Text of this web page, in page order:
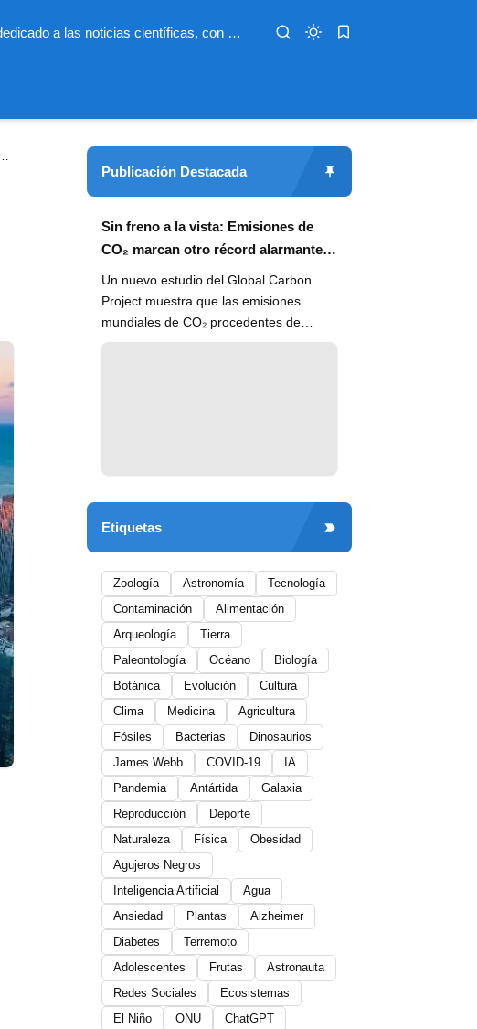
Infoterio es un medio digital dedicado a las noticias científicas, con artículos extensos y bien documentados sobre salud, medioambiente, tecnología, espacio, psicología, evolución y más. Nuestro objetivo es hacer accesible el conocimiento científico a lectores de habla hispana en todo el mundo, con información actualizada, fuentes confiables y explicaciones claras que conectan la ciencia con la vida cotidiana.
Publicación Destacada
Sin freno a la vista: Emisiones de
CO₂ marcan otro récord alarmante
en 2024
Un nuevo estudio del Global Carbon
Project muestra que las emisiones
mundiales de CO₂ procedentes de
combustibles fósiles han alcanzado un
Etiquetas
Zoología Astronomía
Tecnología
Contaminación
Alimentación
Arqueología
Tierra
Paleontología
Océano
Biología
Botánica
Evolución
Cultura
Clima
Medicina
Agricultura
Fósiles
Bacterias
Dinosaurios
James Webb
COVID-19
IA
Pandemia
Antártida
Galaxia
Reproducción
Deporte
Naturaleza
Física
Obesidad
Agujeros Negros
Inteligencia Artificial
Agua
Ansiedad
Plantas
Alzheimer
Diabetes
Terremoto
Adolescentes
Frutas
Astronauta
Redes Sociales
Ecosistemas
El Niño
ONU
ChatGPT